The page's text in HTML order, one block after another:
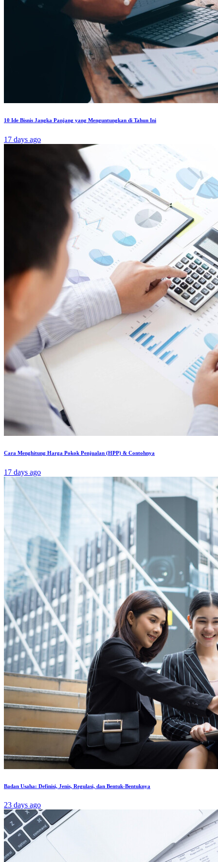
10 Ide Bisnis Jangka Panjang yang Menguntungkan di Tahun Ini
17 days ago
Cara Menghitung Harga Pokok Penjualan (HPP) & Contohnya
17 days ago
Badan Usaha: Definisi, Jenis, Regulasi, dan Bentuk-Bentuknya
23 days ago